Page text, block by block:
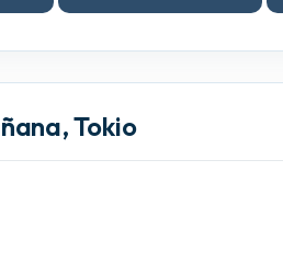
Tokio